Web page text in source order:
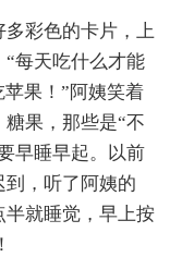
彩色的卡片，上
每天吃什么才能
果！”阿姨笑着
果，那些是“不
早睡早起。以前
，听了阿姨的
就睡觉，早上按